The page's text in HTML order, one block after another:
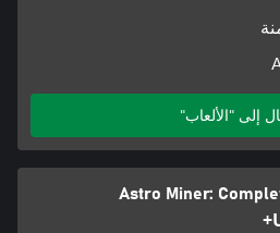
إلى "الألعاب"
Astro Miner: